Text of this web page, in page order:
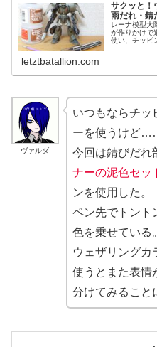
サクッと！
雨だれ・錆
レーナ模型大
が作りかけで
使い、チッピ
letztbatallion.com
ヴァルダ
いつもならチッ
ーを使うけど
今回は錆びだれ
ナーの泥色セッ
ンを使用した。
ペン先でトント
色を乗せている。
ウェザリングカ
使うとまた表情
分けてみること